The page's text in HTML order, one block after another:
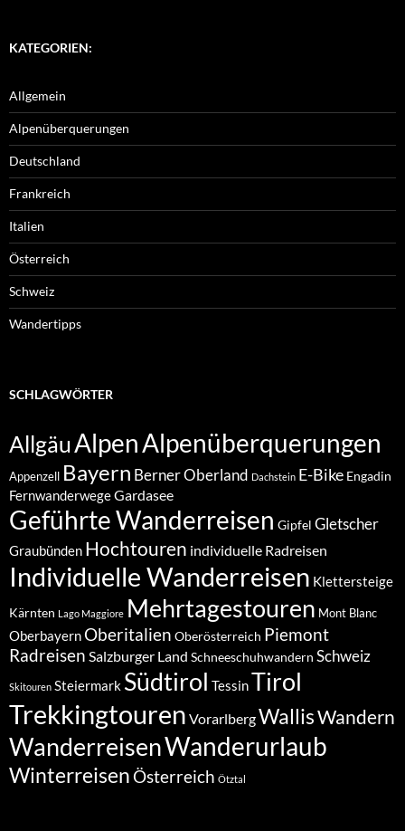
KATEGORIEN:
Allgemein
Alpenüberquerungen
Deutschland
Frankreich
Italien
Österreich
Schweiz
Wandertipps
SCHLAGWÖRTER
AllgäuAlpenAlpenüberquerungen
Appenzell Bayern Berner Oberland Dachstein E-Bike Engadin
FernwanderwegeGardasee
Geführte Wanderreisen Gipfel Gletscher
Graubünden Hochtouren individuelle Radreisen
Individuelle Wanderreisen Klettersteige
Kärnten Lago Maggiore Mehrtagestouren Mont Blanc
Oberbayern Oberitalien Oberösterreich Piemont
Radreisen Salzburger Land Schneeschuhwandern Schweiz
Skitouren Steiermark Südtirol TessinTirol
Trekkingtouren VorarlbergWallisWandern
WanderreisenWanderurlaub
Winterreisen Österreich Ötztal